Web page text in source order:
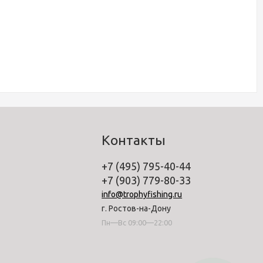
Контакты
+7 (495) 795-40-44
+7 (903) 779-80-33
info@trophyfishing.ru
г. Ростов-на-Дону
Пн—Вс 09:00—22:00